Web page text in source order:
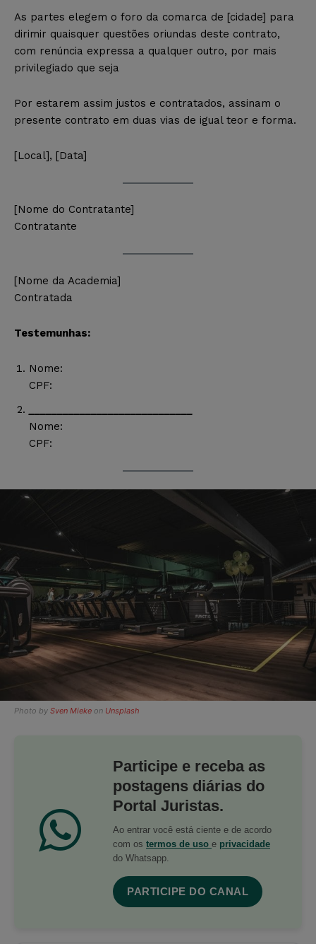
As partes elegem o foro da comarca de [cidade] para
dirimir quaisquer questões oriundas deste contrato,
com renúncia expressa a qualquer outro, por mais
privilegiado que seja
Por estarem assim justos e contratados, assinam o
presente contrato em duas vias de igual teor e forma.
[Local], [Data]
[Nome do Contratante]
Contratante
[Nome da Academia]
Contratada
Testemunhas:
Nome:
CPF:
Nome:
CPF:
Photo by Sven Mieke on Unsplash
Participe e receba as
postagens diárias do
Portal Juristas.
Ao entrar você está ciente e de acordo
com os termos de uso e privacidade
do Whatsapp.
PARTICIPE DO CANAL